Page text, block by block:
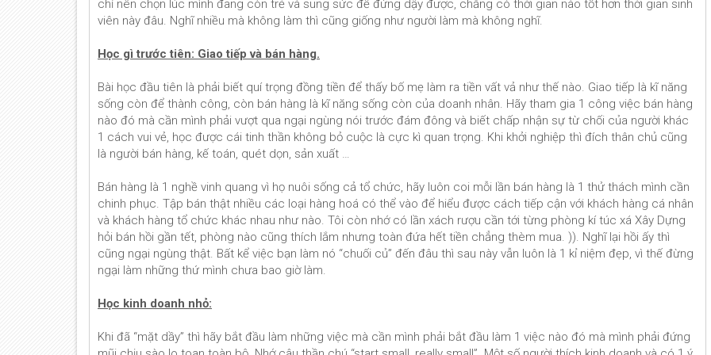
chỉ nên chọn lúc mình đang còn trẻ và sung sức để đứng dậy được, chẳng có thời gian nào tốt hơn thời gian sinh
viên này đâu. Nghĩ nhiều mà không làm thì cũng giống như người làm mà không nghĩ.
Học gì trước tiên: Giao tiếp và bán hàng.
Bài học đầu tiên là phải biết quí trọng đồng tiền để thấy bố mẹ làm ra tiền vất vả như thế nào. Giao tiếp là kĩ năng
sống còn để thành công, còn bán hàng là kĩ năng sống còn của doanh nhân. Hãy tham gia 1 công việc bán hàng
nào đó mà cần mình phải vượt qua ngại ngùng nói trước đám đông và biết chấp nhận sự từ chối của người khác
1 cách vui vẻ, học được cái tinh thần không bỏ cuộc là cực kì quan trọng. Khi khởi nghiệp thì đích thân chủ cũng
là người bán hàng, kế toán, quét dọn, sản xuất …
Bán hàng là 1 nghề vinh quang vì họ nuôi sống cả tổ chức, hãy luôn coi mỗi lần bán hàng là 1 thử thách mình cần
chinh phục. Tập bán thật nhiều các loại hàng hoá có thể vào để hiểu được cách tiếp cận với khách hàng cá nhân
và khách hàng tổ chức khác nhau như nào. Tôi còn nhớ có lần xách rượu cần tới từng phòng kí túc xá Xây Dựng
hỏi bán hồi gần tết, phòng nào cũng thích lắm nhưng toàn đứa hết tiền chẳng thèm mua. )). Nghĩ lại hồi ấy thì
cũng ngại ngùng thật. Bất kể việc bạn làm nó “chuối củ” đến đâu thì sau này vẫn luôn là 1 kỉ niệm đẹp, vì thế đừng
ngại làm những thứ mình chưa bao giờ làm.
Học kinh doanh nhỏ:
Khi đã “mặt dầy” thì hãy bắt đầu làm những việc mà cần mình phải bắt đầu làm 1 việc nào đó mà mình phải đứng